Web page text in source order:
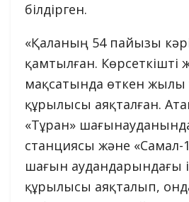
білдірген.
«Қаланың 54 пайызы
қамтылған. Көрсеткішті
мақсатында өткен
құрылысы аяқталған.
«Тұран»
станциясы және «Самал-
шағын аудандарындағы
құрылысы аяқталып,